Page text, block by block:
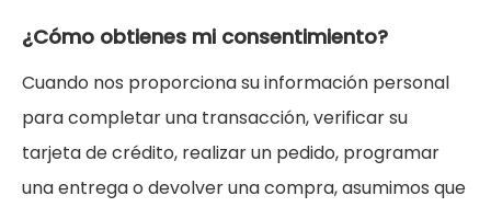
¿Cómo obtienes mi consentimiento?
Cuando nos proporciona su información personal
para completar una transacción, verificar su
tarjeta de crédito, realizar un pedido, programar
una entrega o devolver una compra, asumimos que